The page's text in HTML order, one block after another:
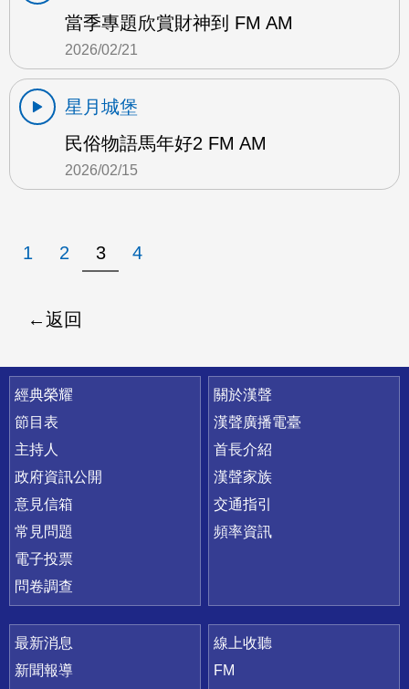
當季專題欣賞財神到 FM AM
2026/02/21
星月城堡
民俗物語馬年好2 FM AM
2026/02/15
1 2 3 4
返回
快速連結
經典榮耀
節目表
主持人
政府資訊公開
意見信箱
常見問題
電子投票
問卷調查
關於漢聲
漢聲廣播電臺
首長介紹
漢聲家族
交通指引
頻率資訊
最新消息
新聞報導
線上收聽
FM